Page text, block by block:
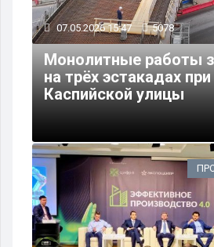
07.05.2026 15:47 5078
Монолитные работы
на трёх эстакадах
Каспийской улицы